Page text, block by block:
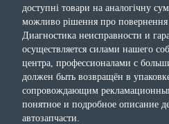
доступні товари на аналогічну
можливо рішення про повернення
Диагностика неисправности и
осуществляется силами нашего
центра, профессионалами с
должен быть возвращён в
сопровождающим
понятное и подробное описание
автозапчасти.